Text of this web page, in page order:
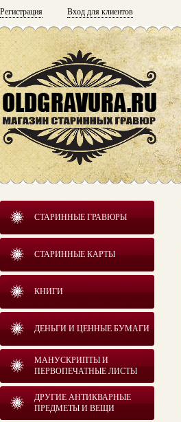
Регистрация Вход для клиентов
СТАРИННЫЕ ГРАВЮРЫ
СТАРИННЫЕ КАРТЫ
КНИГИ
ДЕНЬГИ И ЦЕННЫЕ БУМАГИ
МАНУСКРИПТЫ И
ПЕРВОПЕЧАТНЫЕ ЛИСТЫ
ДРУГИЕ АНТИКВАРНЫЕ
ПРЕДМЕТЫ И ВЕЩИ